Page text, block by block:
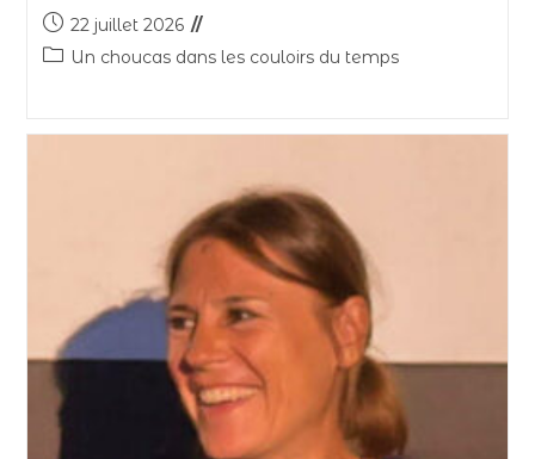
22 juillet 2026
Un choucas dans les couloirs du temps